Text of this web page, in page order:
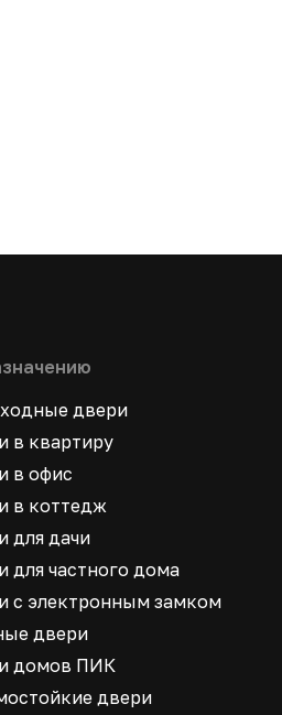
двери
в квартиру
в офис
в коттедж
для дачи
для частного дома
с электронным замком
двери
домов ПИК
двери